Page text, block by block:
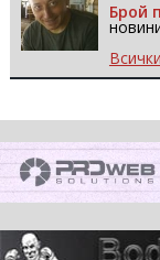
Брой